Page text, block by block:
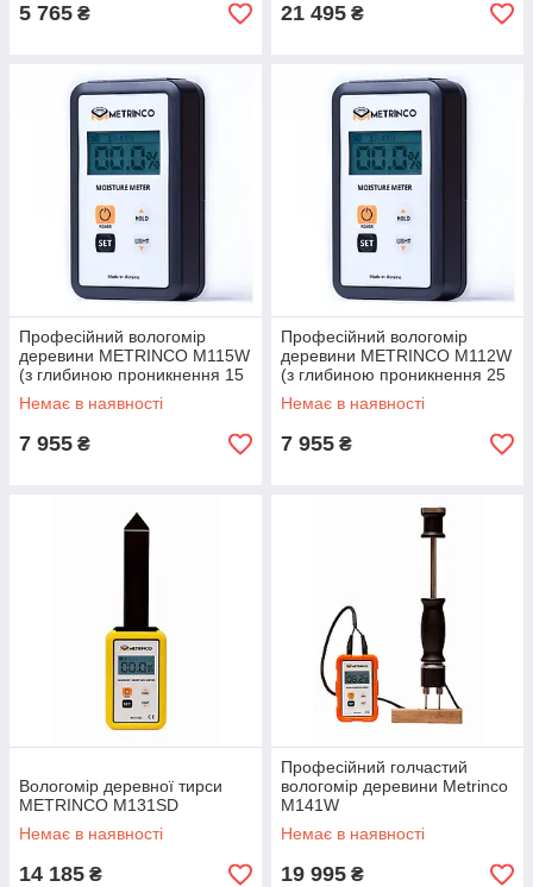
5 765 ₴ 21 495 ₴
Професійний вологомір
деревини METRINCO M115W
(з глибиною проникнення 15
мм)
Немає в наявності
7 955 ₴
Професійний вологомір
деревини METRINCO M112W
(з глибиною проникнення 25
мм)
Немає в наявності
7 955 ₴
Вологомір деревної тирси
METRINCO M131SD
Немає в наявності
14 185 ₴
Професійний голчастий
вологомір деревини Metrinco
M141W
Немає в наявності
19 995 ₴